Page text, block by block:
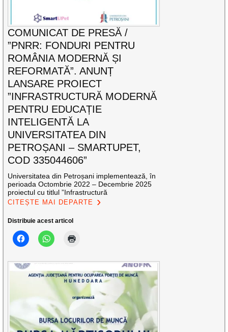
COMUNICAT DE PRESĂ /
”PNRR: FONDURI PENTRU
ROMÂNIA MODERNĂ ȘI
REFORMATĂ”. ANUNȚ
LANSARE PROIECT
”INFRASTRUCTURĂ MODERNĂ
PENTRU EDUCAȚIE
INTELIGENTĂ LA
UNIVERSITATEA DIN
PETROȘANI – SMARTUPET,
COD 335044606”
Universitatea din Petroșani implementează, în
perioada Octombrie 2022 – Decembrie 2025
proiectul cu titlul ”Infrastructură
CITEȘTE MAI DEPARTE
Distribuie acest articol